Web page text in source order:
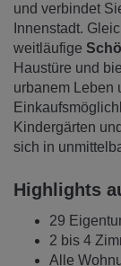
und verbindet
Innenstadt.
weitläufige
Haustüre und
urbanem Leben
Kindergärten
sich in
Highlights
29
2 bis 4
Alle